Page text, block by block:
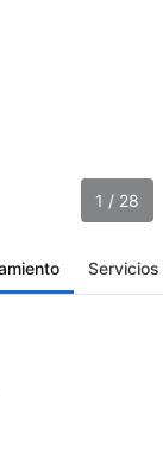
1 / 28
Servicios